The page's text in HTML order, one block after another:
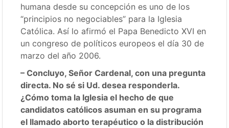
humana desde su concepción es uno de los
“principios no negociables” para la Iglesia
Católica. Así lo afirmó el Papa Benedicto XVI en
un congreso de políticos europeos el día 30 de
marzo del año 2006.
– Concluyo, Señor Cardenal, con una pregunta
directa. No sé si Ud. desea responderla.
¿Cómo toma la Iglesia el hecho de que
candidatos católicos asuman en su programa
el llamado aborto terapéutico o la distribución